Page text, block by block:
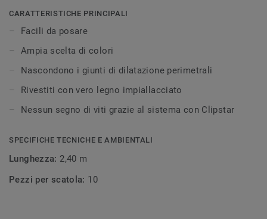
coperto utilizzando battiscopa o profili. I profili possono
essere installati con chiodi, viti, adesivi o con Clipstar. I
battiscopa Clipstar impiallacciati sono disponibili in
un'ampia varietà di colori. Il sistema Clipstar è
estremamente facile da utilizzare: il battiscopa viene
Il legno è un materiale naturale, possono pertanto
verificarsi variazioni di colore.
CARATTERISTICHE PRINCIPALI
Facili da posare
Ampia scelta di colori
Nascondono i giunti di dilatazione perimetrali
Rivestiti con vero legno impiallacciato
Nessun segno di viti grazie al sistema con Clipstar
SPECIFICHE TECNICHE E AMBIENTALI
Lunghezza: 2,40 m
Pezzi per scatola: 10